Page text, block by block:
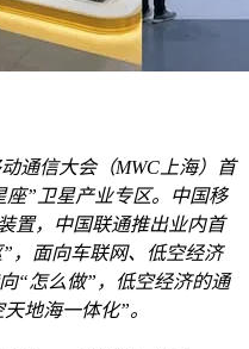
通信大会（MWC上海）首
座”卫星产业专区。中国移
置，中国联通推出业内首
，面向车联网、低空经济
“怎么做”，低空经济的通
地海一体化”。